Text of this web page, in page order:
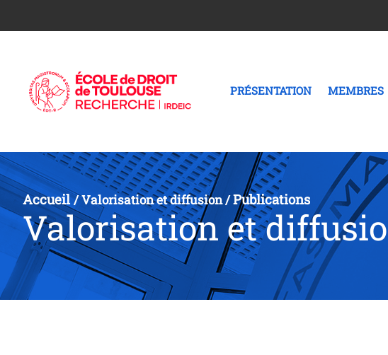
PRÉSENTATION MEMBRES
Accueil/Valorisation et diffusion/Publications
Valorisation et